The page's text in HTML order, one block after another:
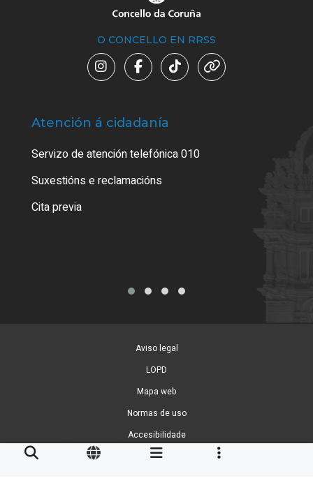
O CONCELLO EN RRSS
Atención á cidadanía
Servizo de atención telefónica 010
Suxestións e reclamacións
Cita previa
Aviso legal
LOPD
Mapa web
Normas de uso
Accesibilidade
Xestión de cookies